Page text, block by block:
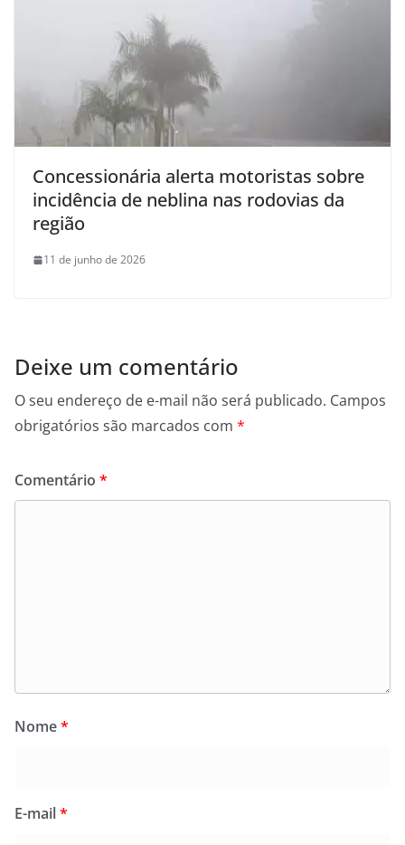
Concessionária alerta motoristas sobre
incidência de neblina nas rodovias da
região
11 de junho de 2026
Deixe um comentário
O seu endereço de e-mail não será publicado. Campos
obrigatórios são marcados com *
Comentário *
Nome*
E-mail*